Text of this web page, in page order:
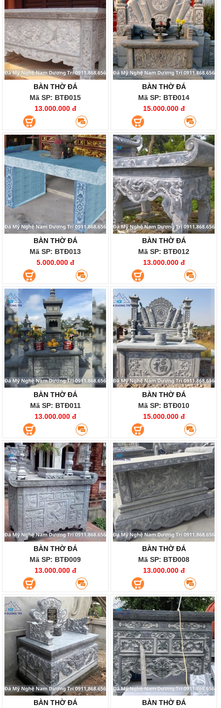
BÀN THỜ ĐÁ
Mã SP: BTĐ015
13.000.000 đ
BÀN THỜ ĐÁ
Mã SP: BTĐ014
15.000.000 đ
BÀN THỜ ĐÁ
Mã SP: BTĐ013
5.000.000 đ
BÀN THỜ ĐÁ
Mã SP: BTĐ012
13.000.000 đ
BÀN THỜ ĐÁ
Mã SP: BTĐ011
13.000.000 đ
BÀN THỜ ĐÁ
Mã SP: BTĐ010
15.000.000 đ
BÀN THỜ ĐÁ
Mã SP: BTĐ009
13.000.000 đ
BÀN THỜ ĐÁ
Mã SP: BTĐ008
13.000.000 đ
BÀN THỜ ĐÁ
BÀN THỜ ĐÁ